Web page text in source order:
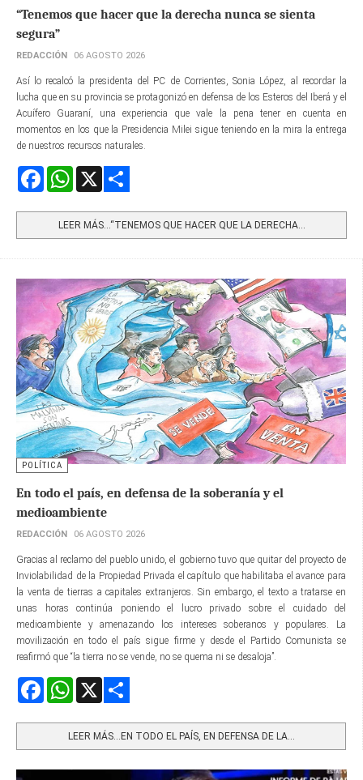
“Tenemos que hacer que la derecha nunca se sienta
segura”
REDACCIÓN 06 AGOSTO 2026
Así lo recalcó la presidenta del PC de Corrientes, Sonia López, al recordar la
lucha que en su provincia se protagonizó en defensa de los Esteros del Iberá y el
Acuífero Guaraní, una experiencia que vale la pena tener en cuenta en
momentos en los que la Presidencia Milei sigue teniendo en la mira la entrega
de nuestros recursos naturales.
FacebookWhatsApp
LEER MÁS…“TENEMOS QUE HACER QUE LA DERECHA...
POLÍTICA
En todo el país, en defensa de la soberanía y el
medioambiente
REDACCIÓN 06 AGOSTO 2026
Gracias al reclamo del pueblo unido, el gobierno tuvo que quitar del proyecto de
Inviolabilidad de la Propiedad Privada el capítulo que habilitaba el avance para
la venta de tierras a capitales extranjeros. Sin embargo, el texto a tratarse en
unas horas continúa poniendo el lucro privado sobre el cuidado del
medioambiente y amenazando los intereses soberanos y populares. La
movilización en todo el país sigue firme y desde el Partido Comunista se
reafirmó que “la tierra no se vende, no se quema ni se desaloja”.
FacebookWhatsApp
LEER MÁS…EN TODO EL PAÍS, EN DEFENSA DE LA...